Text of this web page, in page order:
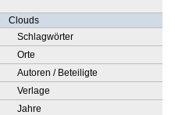
Clouds
Schlagwörter
Orte
Autoren / Beteiligte
Verlage
Jahre